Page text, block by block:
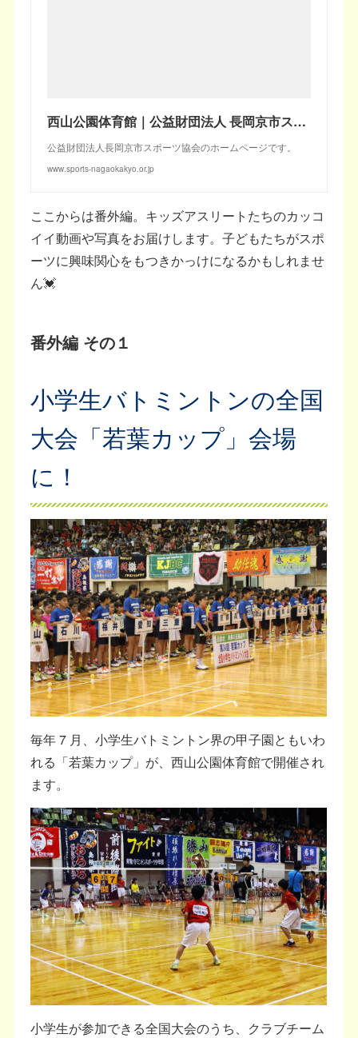
西山公園体育館｜公益財団法人 長岡京市スポーツ協会
公益財団法人長岡京市スポーツ協会のホームページです。
www.sports-nagaokakyo.or.jp
ここからは番外編。キッズアスリートたちのカッコ
イイ動画や写真をお届けします。子どもたちがスポ
ーツに興味関心をもつきかっけになるかもしれませ
ん💓
番外編 その１
小学生バトミントンの全国
大会「若葉カップ」会場
に！
毎年 7 月、小学生バトミントン界の甲子園ともいわ
れる「若葉カップ」が、西山公園体育館で開催され
ます。
小学生が参加できる全国大会のうち、クラブチーム